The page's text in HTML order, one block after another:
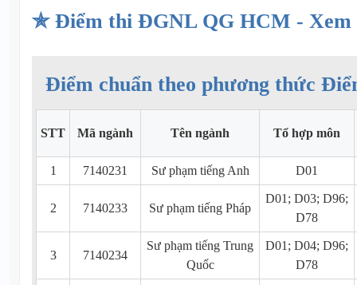
✯ Điểm thi ĐGNL QG HCM - Xem
Điểm chuẩn theo phương thức
STT Mã ngành Tên ngành Tổ hợp môn
1 7140231 Sư phạm tiếng Anh D01
2 7140233 Sư phạm tiếng Pháp
D01; D03; D96;
D78
3 7140234
Sư phạm tiếng Trung
Quốc
D01; D04; D96;
D78